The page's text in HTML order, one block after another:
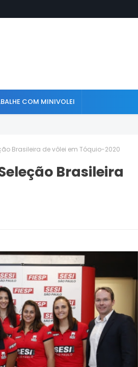
COM MINIVOLEI
Brasileira de vôlei em Tóquio-2020
Brasileira